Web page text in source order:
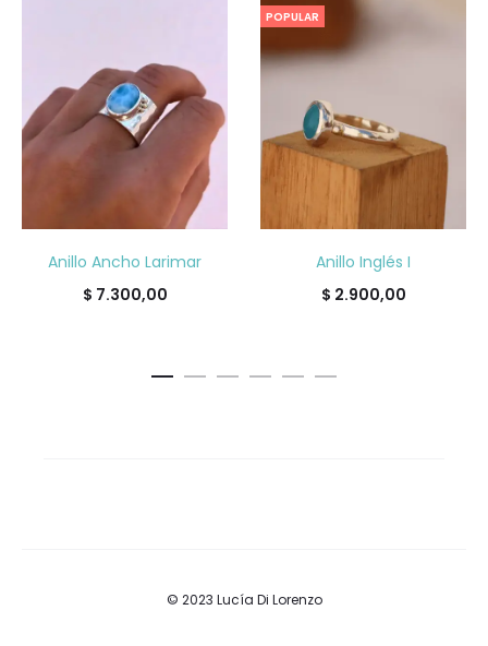
Anillo Ancho Larimar
$ 7.300,00
POPULAR
Anillo Inglés I
$ 2.900,00
© 2023 Lucía Di Lorenzo